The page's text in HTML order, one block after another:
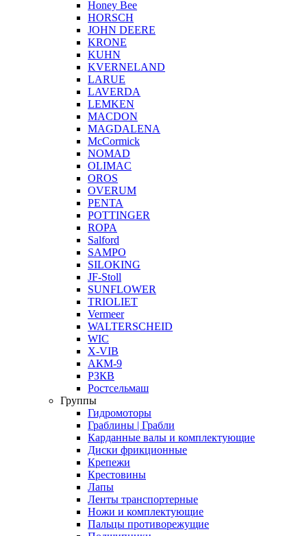
Honey Bee
HORSCH
JOHN DEERE
KRONE
KUHN
KVERNELAND
LARUE
LAVERDA
LEMKEN
MACDON
MAGDALENA
McCormick
NOMAD
OLIMAC
OROS
OVERUM
PENTA
POTTINGER
ROPA
Salford
SAMPO
SILOKING
JF-Stoll
SUNFLOWER
TRIOLIET
Vermeer
WALTERSCHEID
WIC
X-VIB
АКМ-9
РЗКВ
Ростсельмаш
Группы
Гидромоторы
Граблины | Грабли
Карданные валы и комплектующие
Диски фрикционные
Крепежи
Крестовины
Лапы
Ленты транспортерные
Ножи и комплектующие
Пальцы противорежущие